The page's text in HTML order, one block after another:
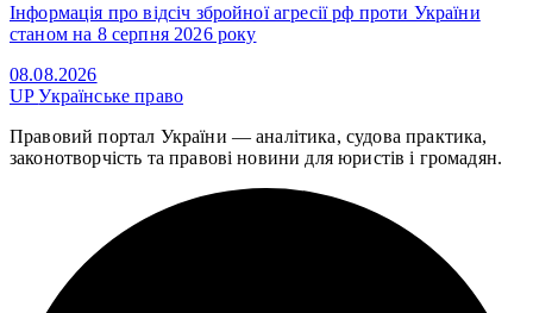
Інформація про відсіч збройної агресії рф проти України
станом на 8 серпня 2026 року
08.08.2026
UPУкраїнське право
Правовий портал України — аналітика, судова практика,
законотворчість та правові новини для юристів і громадян.